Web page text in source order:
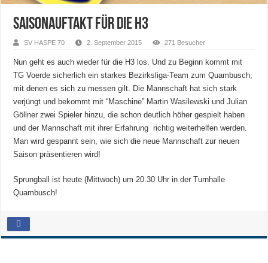
Saisonauftakt für die H3
SV HASPE 70 2. September 2015 271 Besucher
Nun geht es auch wieder für die H3 los. Und zu Beginn kommt mit
TG Voerde sicherlich ein starkes Bezirksliga-Team zum Quambusch,
mit denen es sich zu messen gilt. Die Mannschaft hat sich stark
verjüngt und bekommt mit “Maschine” Martin Wasilewski und Julian
Göllner zwei Spieler hinzu, die schon deutlich höher gespielt haben
und der Mannschaft mit ihrer Erfahrung richtig weiterhelfen werden.
Man wird gespannt sein, wie sich die neue Mannschaft zur neuen
Saison präsentieren wird!
Sprungball ist heute (Mittwoch) um 20.30 Uhr in der Turnhalle
Quambusch!